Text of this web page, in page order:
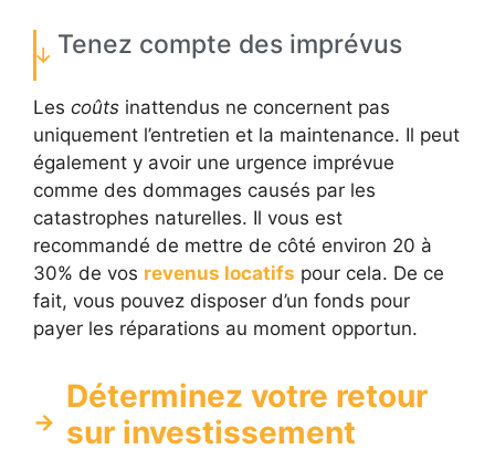
Tenez compte des imprévus
Les coûts inattendus ne concernent pas
uniquement l’entretien et la maintenance. Il peut
également y avoir une urgence imprévue
comme des dommages causés par les
catastrophes naturelles. Il vous est
recommandé de mettre de côté environ 20 à
30% de vos revenus locatifs pour cela. De ce
fait, vous pouvez disposer d’un fonds pour
payer les réparations au moment opportun.
Déterminez votre retour
sur investissement